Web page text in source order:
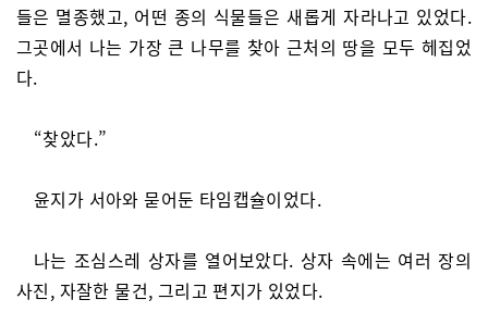
들은 멸종했고, 어떤 종의 식물들은 새롭게 자라나고 있었다.
그곳에서 나는 가장 큰 나무를 찾아 근처의 땅을 모두 헤집었
다.
“찾았다.”
윤지가 서아와 묻어둔 타임캡슐이었다.
나는 조심스레 상자를 열어보았다. 상자 속에는 여러 장의
사진, 자잘한 물건, 그리고 편지가 있었다.